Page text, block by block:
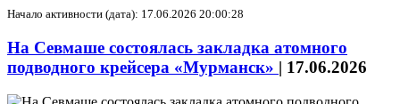
Начало активности (дата): 17.06.2026 20:00:28
На Севмаше состоялась закладка атомного
подводного крейсера «Мурманск» | 17.06.2026